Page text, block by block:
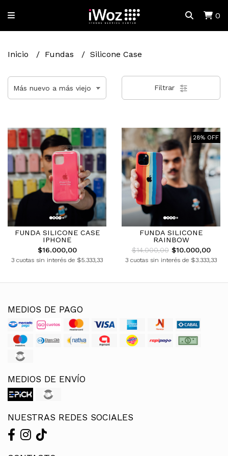
0
Inicio Fundas Silicone Case
Filtrar
FUNDA SILICONE CASE
IPHONE
$16.000,00
3 cuotas sin interés de $5.333,33
28% OFF
FUNDA SILICONE
RAINBOW
$14.000,00$10.000,00
3 cuotas sin interés de $3.333,33
MEDIOS DE PAGO
MEDIOS DE ENVÍO
NUESTRAS REDES SOCIALES